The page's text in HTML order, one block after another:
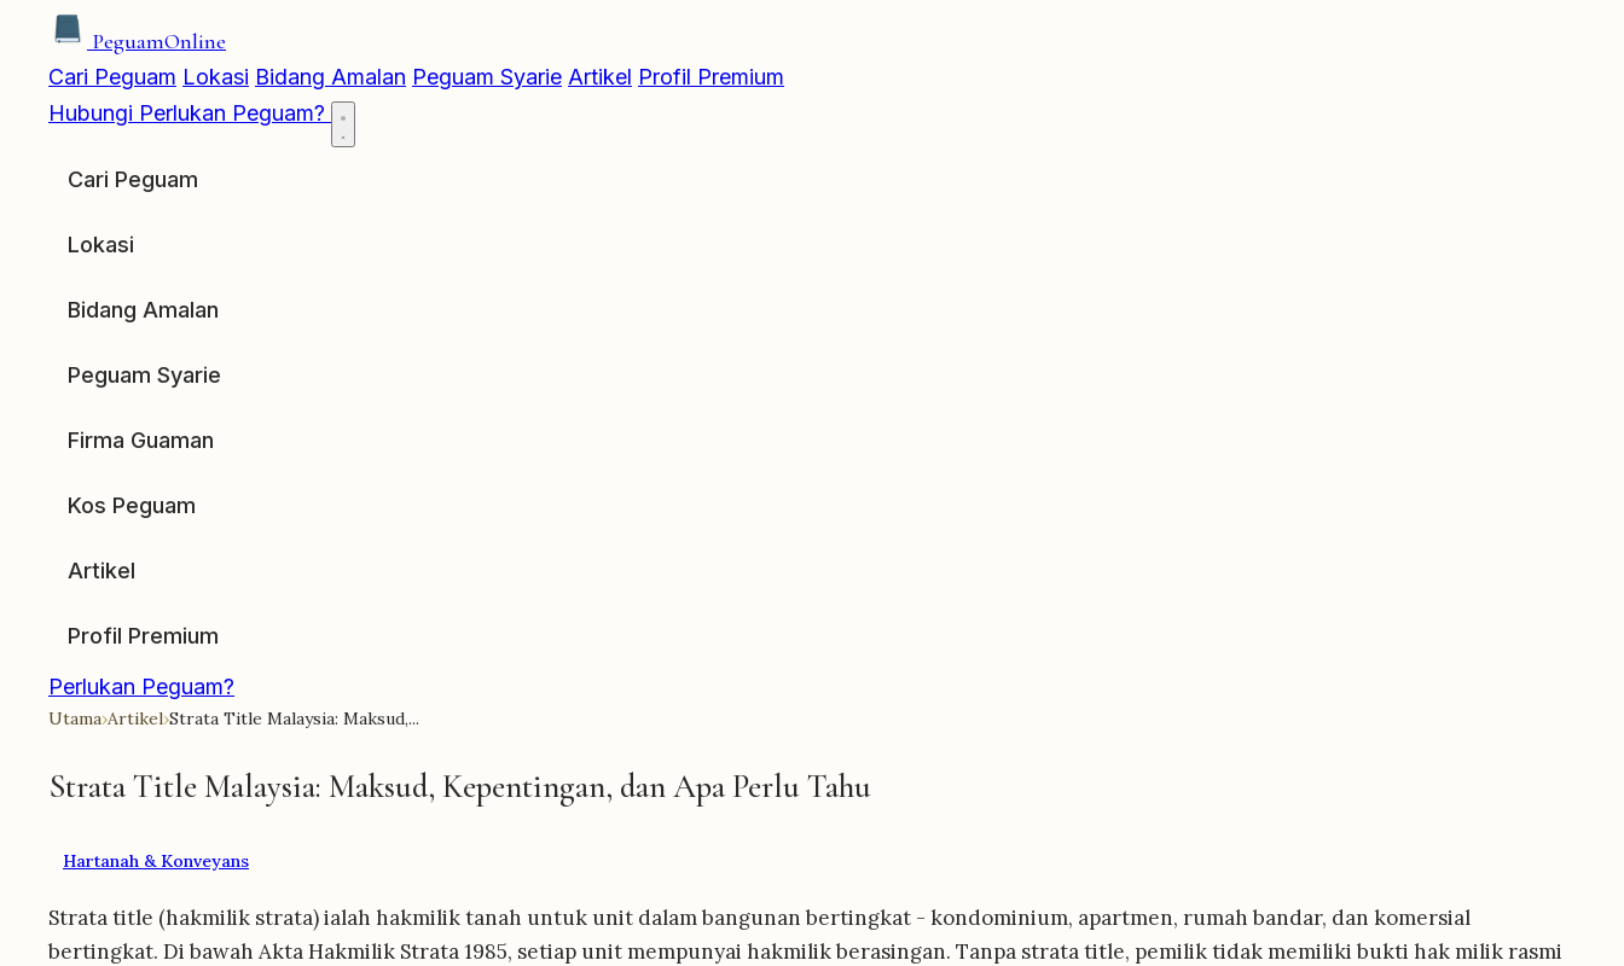
PeguamOnline
Cari Peguam Lokasi Bidang Amalan Peguam Syarie Artikel Profil Premium
Hubungi Perlukan Peguam?
Cari Peguam
Lokasi
Bidang Amalan
Peguam Syarie
Firma Guaman
Kos Peguam
Artikel
Profil Premium
Perlukan Peguam?
Utama›Artikel›Strata Title Malaysia: Maksud,...
Strata Title Malaysia: Maksud, Kepentingan, dan Apa Perlu Tahu
Hartanah & Konveyans
Strata title (hakmilik strata) ialah hakmilik tanah untuk unit dalam bangunan bertingkat - kondominium, apartmen, rumah bandar, dan komersial
bertingkat. Di bawah Akta Hakmilik Strata 1985, setiap unit mempunyai hakmilik berasingan. Tanpa strata title, pemilik tidak memiliki bukti hak milik rasmi